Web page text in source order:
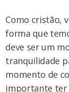
Como cristão,
forma que
deve ser um
tranquilidade
momento de
importante ter